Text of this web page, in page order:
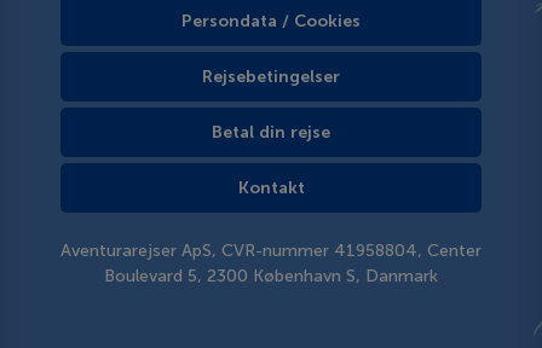
Persondata / Cookies
Rejsebetingelser
Betal din rejse
Kontakt
Aventurarejser ApS, CVR-nummer 41958804, Center
Boulevard 5, 2300 København S, Danmark